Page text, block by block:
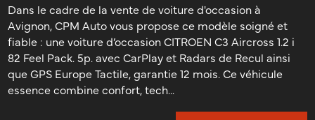
Dans le cadre de la vente de voiture d'occasion à
Avignon, CPM Auto vous propose ce modèle soigné et
fiable : une voiture d’occasion CITROEN C3 Aircross 1.2 i
82 Feel Pack. 5p. avec CarPlay et Radars de Recul ainsi
que GPS Europe Tactile, garantie 12 mois. Ce véhicule
essence combine confort, tech...